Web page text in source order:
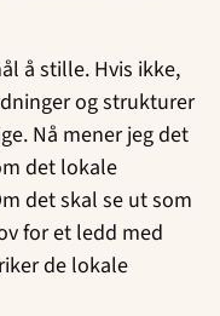
å stille. Hvis ikke,
og strukturer
Nå mener jeg det
det lokale
det skal se ut som
for et ledd med
de lokale